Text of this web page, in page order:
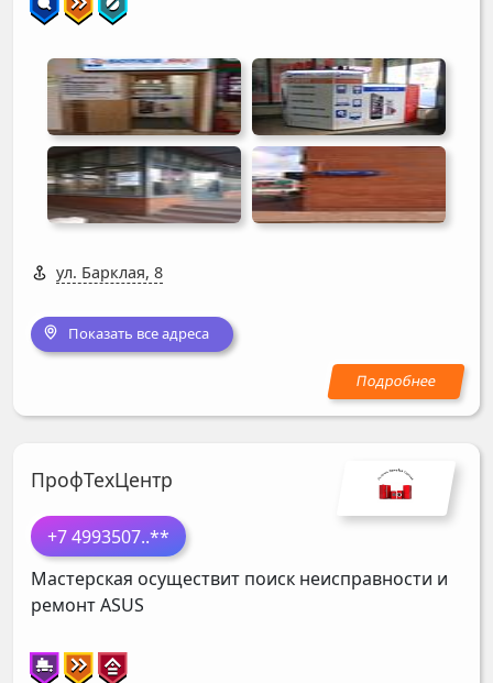
ул. Барклая, 8
Показать все адреса
ПрофТехЦентр
+7 4993507..**
Мастерская осуществит поиск неисправности и
ремонтASUS